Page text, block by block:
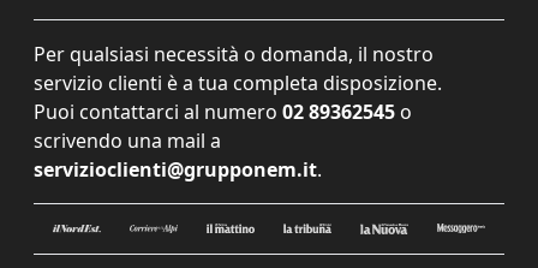
Per qualsiasi necessità o domanda, il nostro
servizio clienti è a tua completa disposizione.
Puoi contattarci al numero 02 89362545 o
scrivendo una mail a
servizioclienti@grupponem.it.